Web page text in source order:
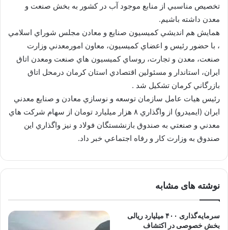
تخصيص مناسبي از منابع موجود آب در كشور به بخش صنعت و
معدن داشته باشيم.
همايش هم انديشي كميسيون صنايع و معادن مجلس شوراي اسلامي
، با حضور رئيس و اعضاي كميسيون، معاون امورمعدني وزارت
صنعت، معدن و تجارت، روساي كميسيون هاي صنعت ومعدن اتاق
ايران، استاندار و مسئولين اقتصادي استان كرمان درمحل اتاق
بازرگاني كرمان تشكيل شد .
رئيس هيات عامل سازمان توسعه و نوسازي معادن و صنايع معدني
ايران (ايميدرو) از واگذاري ۸ هزار ميليارد تومان از سهام شركت هاي
معدني و صنعتي به صندوق بازنشستگان فولاد و نيز واگذاري اين
صندوق به وزارت كار و رفاه اجتماعي خبر داد.
نوشته های مشابه
سرمایه‌گذاری ۴۰۰ میلیارد ریالی
بخش خصوصی در اکتشاف